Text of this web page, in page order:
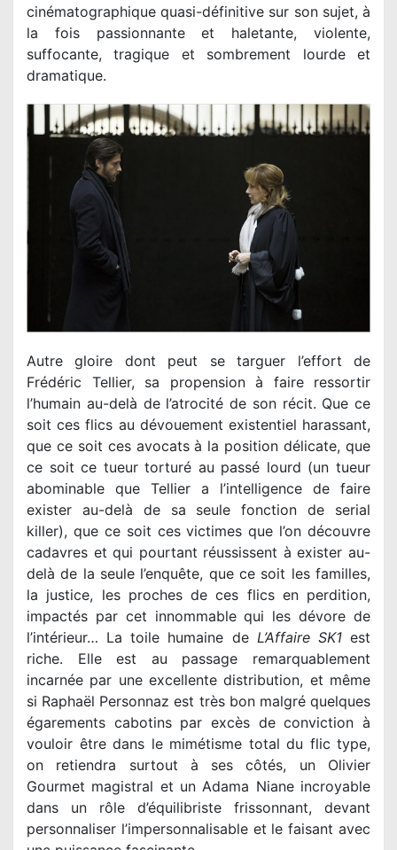
cinématographique quasi-définitive sur son sujet, à
la fois passionnante et haletante, violente,
suffocante, tragique et sombrement lourde et
dramatique.
Autre gloire dont peut se targuer l’effort de
Frédéric Tellier, sa propension à faire ressortir
l’humain au-delà de l’atrocité de son récit. Que ce
soit ces flics au dévouement existentiel harassant,
que ce soit ces avocats à la position délicate, que
ce soit ce tueur torturé au passé lourd (un tueur
abominable que Tellier a l’intelligence de faire
exister au-delà de sa seule fonction de serial
killer), que ce soit ces victimes que l’on découvre
cadavres et qui pourtant réussissent à exister au-
delà de la seule l’enquête, que ce soit les familles,
la justice, les proches de ces flics en perdition,
impactés par cet innommable qui les dévore de
l’intérieur… La toile humaine de L’Affaire SK1est
riche. Elle est au passage remarquablement
incarnée par une excellente distribution, et même
si Raphaël Personnaz est très bon malgré quelques
égarements cabotins par excès de conviction à
vouloir être dans le mimétisme total du flic type,
on retiendra surtout à ses côtés, un Olivier
Gourmet magistral et un Adama Niane incroyable
dans un rôle d’équilibriste frissonnant, devant
personnaliser l’impersonnalisable et le faisant avec